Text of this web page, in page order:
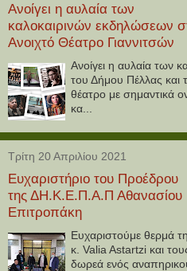
Ανοίγει η αυλαία των
καλοκαιρινών εκδηλώσεων
Ανοιχτό Θέατρο Γιαννιτσών
Ανοίγει η αυλαία των
του Δήμου Πέλλας
θέατρο με σημαντικά
κα...
Τρίτη 20 Απριλίου 2021
Ευχαριστήριο του Προέδρου
της ΔΗ.Κ.Ε.Π.Α.Π Αθανασίου
Επιτροπάκη
Ευχαριστούμε θερμά
κ. Valia Astartzi και
δωρεά ενός